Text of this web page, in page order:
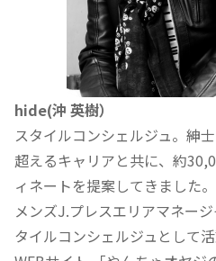
hide(沖 英樹）
スタイルコンシェルジュ。紳
超えるキャリアと共に、約
ィネートを提案してきました。
メンズJ.プレスエリアマネー
タイルコンシェルジュとして